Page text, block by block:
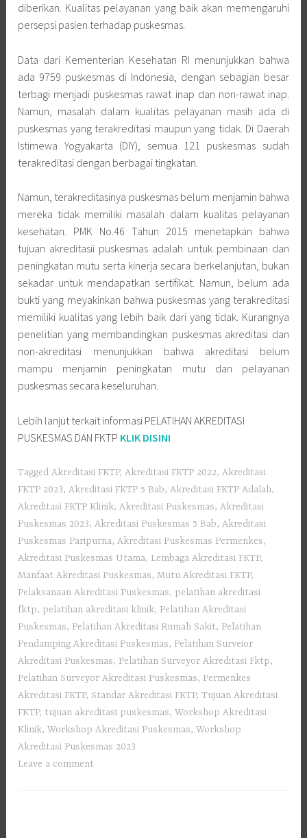
diberikan. Kualitas pelayanan yang baik akan memengaruhi
persepsi pasien terhadap puskesmas.
Data dari Kementerian Kesehatan RI menunjukkan bahwa
ada 9759 puskesmas di Indonesia, dengan sebagian besar
terbagi menjadi puskesmas rawat inap dan non-rawat inap.
Namun, masalah dalam kualitas pelayanan masih ada di
puskesmas yang terakreditasi maupun yang tidak. Di Daerah
Istimewa Yogyakarta (DIY), semua 121 puskesmas sudah
terakreditasi dengan berbagai tingkatan.
Namun, terakreditasinya puskesmas belum menjamin bahwa
mereka tidak memiliki masalah dalam kualitas pelayanan
kesehatan. PMK No.46 Tahun 2015 menetapkan bahwa
tujuan akreditasii puskesmas adalah untuk pembinaan dan
peningkatan mutu serta kinerja secara berkelanjutan, bukan
sekadar untuk mendapatkan sertifikat. Namun, belum ada
bukti yang meyakinkan bahwa puskesmas yang terakreditasi
memiliki kualitas yang lebih baik dari yang tidak. Kurangnya
penelitian yang membandingkan puskesmas akreditasi dan
non-akreditasi menunjukkan bahwa akreditasi belum
mampu menjamin peningkatan mutu dan pelayanan
puskesmas secara keseluruhan.
Lebih lanjut terkait informasi PELATIHAN AKREDITASI
PUSKESMAS DAN FKTP KLIK DISINI
TaggedAkreditasi FKTP,Akreditasi FKTP 2022,Akreditasi
FKTP 2023,Akreditasi FKTP 5 Bab,Akreditasi FKTP Adalah,
Akreditasi FKTP Klinik,Akreditasi Puskesmas,Akreditasi
Puskesmas 2023,Akreditasi Puskesmas 5 Bab,Akreditasi
Puskesmas Paripurna,Akreditasi Puskesmas Permenkes,
Akreditasi Puskesmas Utama, Lembaga Akreditasi FKTP,
Manfaat Akreditasi Puskesmas,Mutu Akreditasi FKTP,
Pelaksanaan Akreditasi Puskesmas, pelatihan akreditasi
fktp, pelatihan akreditasi klinik, Pelatihan Akreditasi
Puskesmas, Pelatihan Akreditasi Rumah Sakit, Pelatihan
Pendamping Akreditasi Puskesmas, Pelatihan Surveior
Akreditasi Puskesmas, Pelatihan Surveyor Akreditasi Fktp,
Pelatihan Surveyor Akreditasi Puskesmas, Permenkes
Akreditasi FKTP, Standar Akreditasi FKTP,Tujuan Akreditasi
FKTP, tujuan akreditasi puskesmas,Workshop Akreditasi
Klinik,Workshop Akreditasi Puskesmas,Workshop
Akreditasi Puskesmas 2023
Leave a comment